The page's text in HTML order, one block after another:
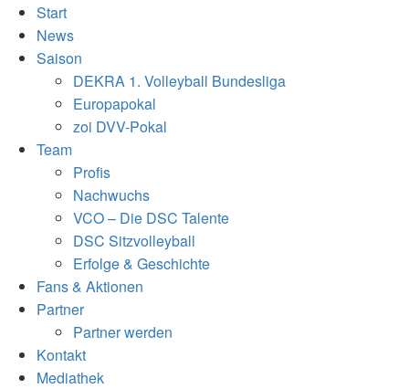
Start
News
Saison
DEKRA 1. Volleyball Bundesliga
Europapokal
zoi DVV-Pokal
Team
Profis
Nachwuchs
VCO – Die DSC Talente
DSC Sitzvolleyball
Erfolge & Geschichte
Fans & Aktionen
Partner
Partner werden
Kontakt
Mediathek